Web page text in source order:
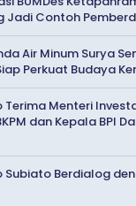
Jadi Contoh
Air Minum Surya
Perkuat Budaya
Terima Menteri
dan Kepala BPI
Subiato Berdialog